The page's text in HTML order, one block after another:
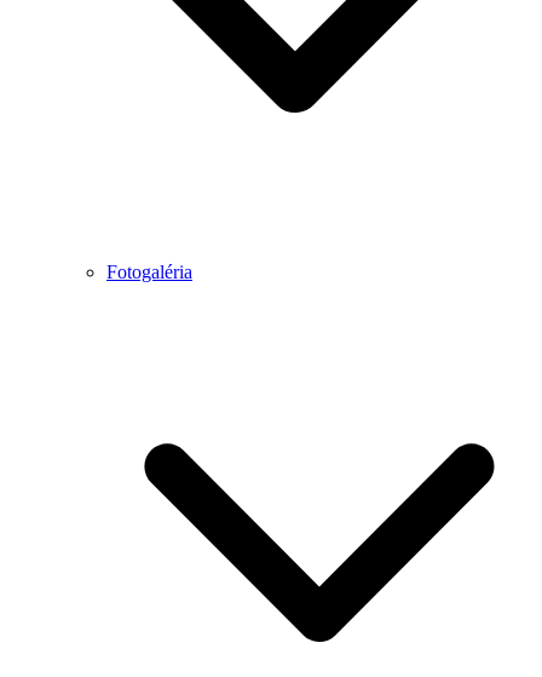
Fotogaléria